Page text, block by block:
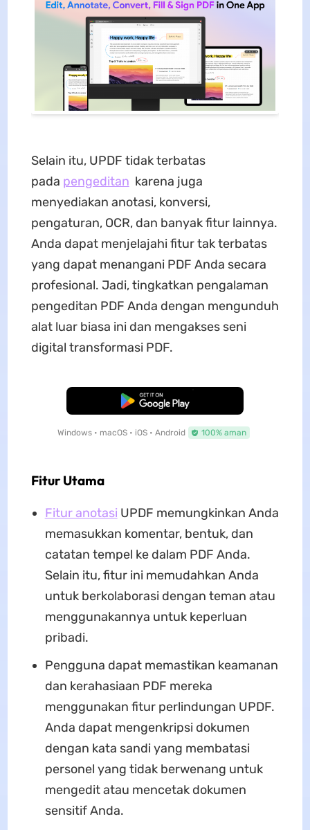
Selain itu, UPDF tidak terbatas
pada pengeditan karena juga
menyediakan anotasi, konversi,
pengaturan, OCR, dan banyak fitur lainnya.
Anda dapat menjelajahi fitur tak terbatas
yang dapat menangani PDF Anda secara
profesional. Jadi, tingkatkan pengalaman
pengeditan PDF Anda dengan mengunduh
alat luar biasa ini dan mengakses seni
digital transformasi PDF.
Unduh Gratis
Windows • macOS • iOS • Android 100% aman
Fitur Utama
Fitur anotasi UPDF memungkinkan Anda
memasukkan komentar, bentuk, dan
catatan tempel ke dalam PDF Anda.
Selain itu, fitur ini memudahkan Anda
untuk berkolaborasi dengan teman atau
menggunakannya untuk keperluan
pribadi.
Pengguna dapat memastikan keamanan
dan kerahasiaan PDF mereka
menggunakan fitur perlindungan UPDF.
Anda dapat mengenkripsi dokumen
dengan kata sandi yang membatasi
personel yang tidak berwenang untuk
mengedit atau mencetak dokumen
sensitif Anda.